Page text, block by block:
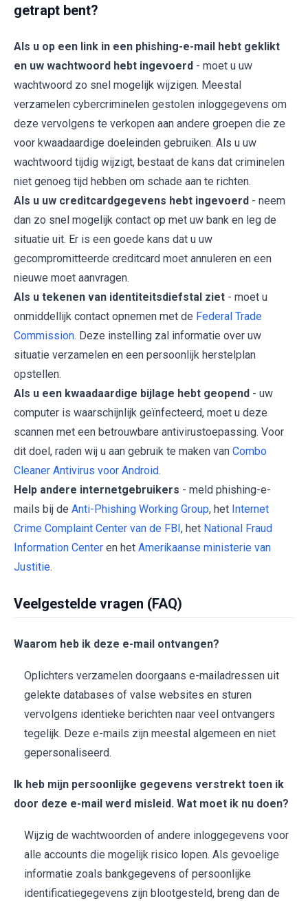
getrapt bent?
Als u op een link in een phishing-e-mail hebt geklikt
en uw wachtwoord hebt ingevoerd - moet u uw
wachtwoord zo snel mogelijk wijzigen. Meestal
verzamelen cybercriminelen gestolen inloggegevens om
deze vervolgens te verkopen aan andere groepen die ze
voor kwaadaardige doeleinden gebruiken. Als u uw
wachtwoord tijdig wijzigt, bestaat de kans dat criminelen
niet genoeg tijd hebben om schade aan te richten.
Als u uw creditcardgegevens hebt ingevoerd - neem
dan zo snel mogelijk contact op met uw bank en leg de
situatie uit. Er is een goede kans dat u uw
gecompromitteerde creditcard moet annuleren en een
nieuwe moet aanvragen.
Als u tekenen van identiteitsdiefstal ziet - moet u
onmiddellijk contact opnemen met de Federal Trade
Commission. Deze instelling zal informatie over uw
situatie verzamelen en een persoonlijk herstelplan
opstellen.
Als u een kwaadaardige bijlage hebt geopend - uw
computer is waarschijnlijk geïnfecteerd, moet u deze
scannen met een betrouwbare antivirustoepassing. Voor
dit doel, raden wij u aan gebruik te maken van Combo
Cleaner Antivirus voor Android.
Help andere internetgebruikers - meld phishing-e-
mails bij de Anti-Phishing Working Group, het Internet
Crime Complaint Center van de FBI, het National Fraud
Information Center en het Amerikaanse ministerie van
Justitie.
Veelgestelde vragen (FAQ)
Waarom heb ik deze e-mail ontvangen?
Oplichters verzamelen doorgaans e-mailadressen uit
gelekte databases of valse websites en sturen
vervolgens identieke berichten naar veel ontvangers
tegelijk. Deze e-mails zijn meestal algemeen en niet
gepersonaliseerd.
Ik heb mijn persoonlijke gegevens verstrekt toen ik
door deze e-mail werd misleid. Wat moet ik nu doen?
Wijzig de wachtwoorden of andere inloggegevens voor
alle accounts die mogelijk risico lopen. Als gevoelige
informatie zoals bankgegevens of persoonlijke
identificatiegegevens zijn blootgesteld, breng dan de